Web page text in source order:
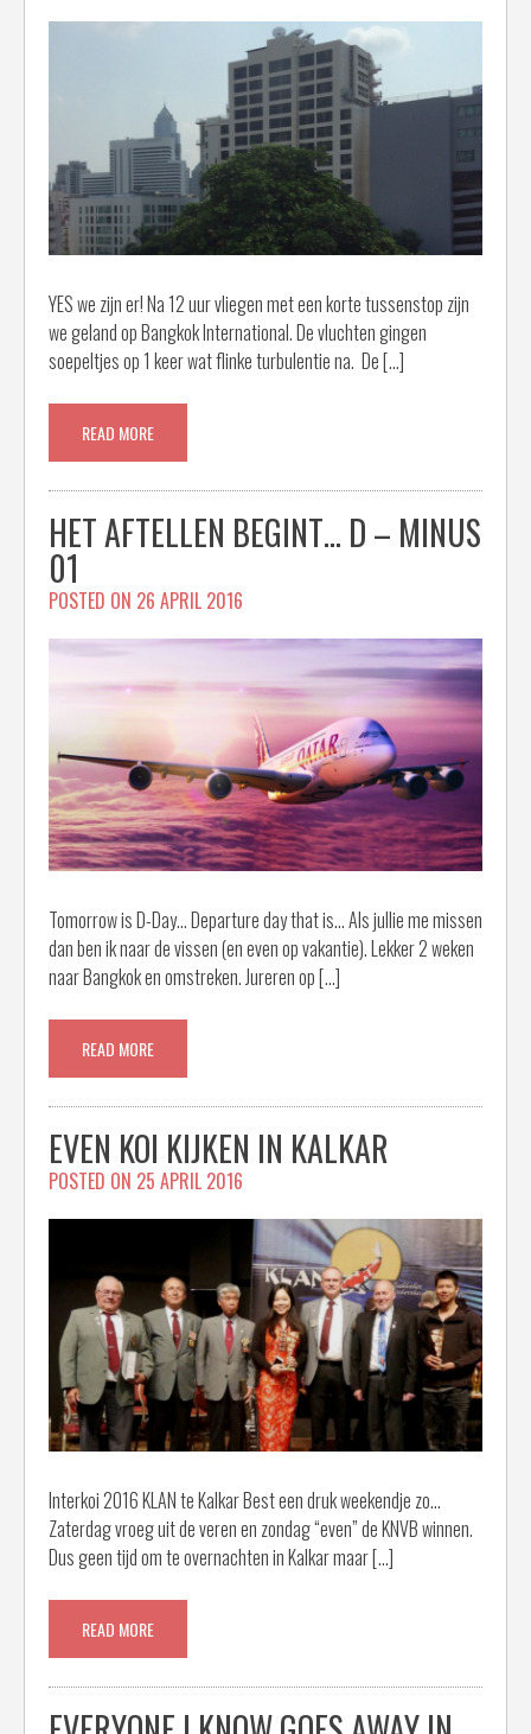
YES we zijn er! Na 12 uur vliegen met een korte tussenstop zijn
we geland op Bangkok International. De vluchten gingen
soepeltjes op 1 keer wat flinke turbulentie na. De […]
READ MORE
HET AFTELLEN BEGINT… D – MINUS
01
POSTED ON 26 APRIL 2016
Tomorrow is D-Day… Departure day that is… Als jullie me missen
dan ben ik naar de vissen (en even op vakantie). Lekker 2 weken
naar Bangkok en omstreken. Jureren op […]
READ MORE
EVEN KOI KIJKEN IN KALKAR
POSTED ON 25 APRIL 2016
Interkoi 2016 KLAN te Kalkar Best een druk weekendje zo…
Zaterdag vroeg uit de veren en zondag “even” de KNVB winnen.
Dus geen tijd om te overnachten in Kalkar maar […]
READ MORE